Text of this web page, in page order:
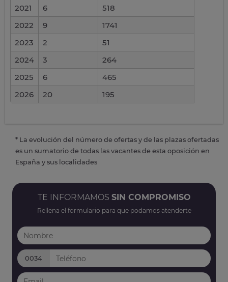
2021
6
518
2022
9
1741
2023
2
51
2024
3
264
2025
6
465
2026
20 195
* La evolución del número de ofertas y de las plazas ofertadas
es un sumatorio de todas las vacantes de esta oposición en
España y sus localidades
TE INFORMAMOS SIN COMPROMISO
Rellena el formulario para que podamos atenderte
0034